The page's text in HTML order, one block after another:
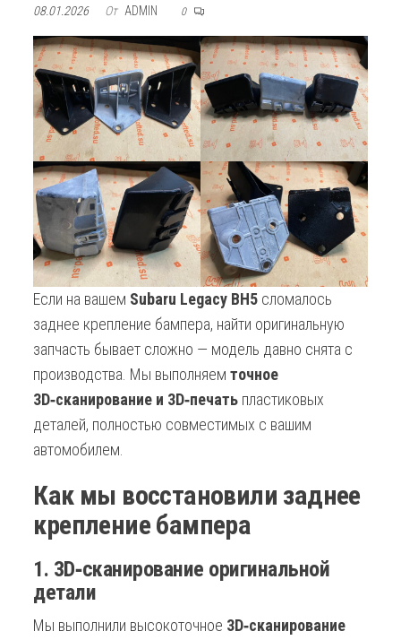
08.01.2026 От ADMIN 0
Если на вашем Subaru Legacy BH5 сломалось
заднее крепление бампера, найти оригинальную
запчасть бывает сложно — модель давно снята с
производства. Мы выполняемточное
3D‑сканирование и 3D‑печать пластиковых
деталей, полностью совместимых с вашим
автомобилем.
Как мы восстановили заднее
крепление бампера
1. 3D‑сканирование оригинальной
детали
Мы выполнили высокоточное 3D‑сканирование